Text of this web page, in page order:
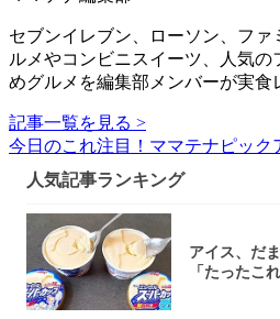
セブンイレブン、ローソン、フ
ルメやコンビニスイーツ、人気
めグルメを編集部メンバーが実食
記事一覧を見る >
今日のこれ注目！ママテナピック
人気記事ランキング
アイス、だ
「たったこ